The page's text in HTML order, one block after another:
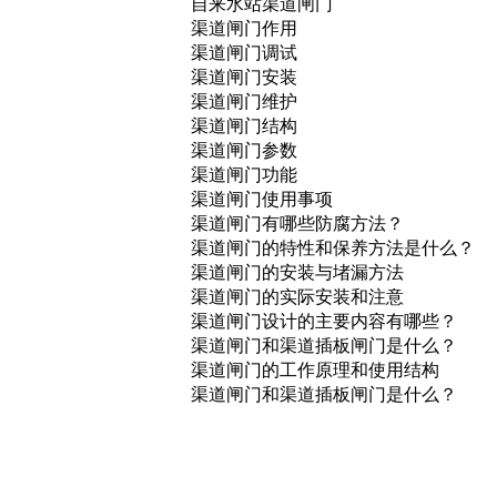
自来水站渠道闸门
渠道闸门作用
渠道闸门调试
渠道闸门安装
渠道闸门维护
渠道闸门结构
渠道闸门参数
渠道闸门功能
渠道闸门使用事项
渠道闸门有哪些防腐方法？
渠道闸门的特性和保养方法是什么？
渠道闸门的安装与堵漏方法
渠道闸门的实际安装和注意
渠道闸门设计的主要内容有哪些？
渠道闸门和渠道插板闸门是什么？
渠道闸门的工作原理和使用结构
渠道闸门和渠道插板闸门是什么？